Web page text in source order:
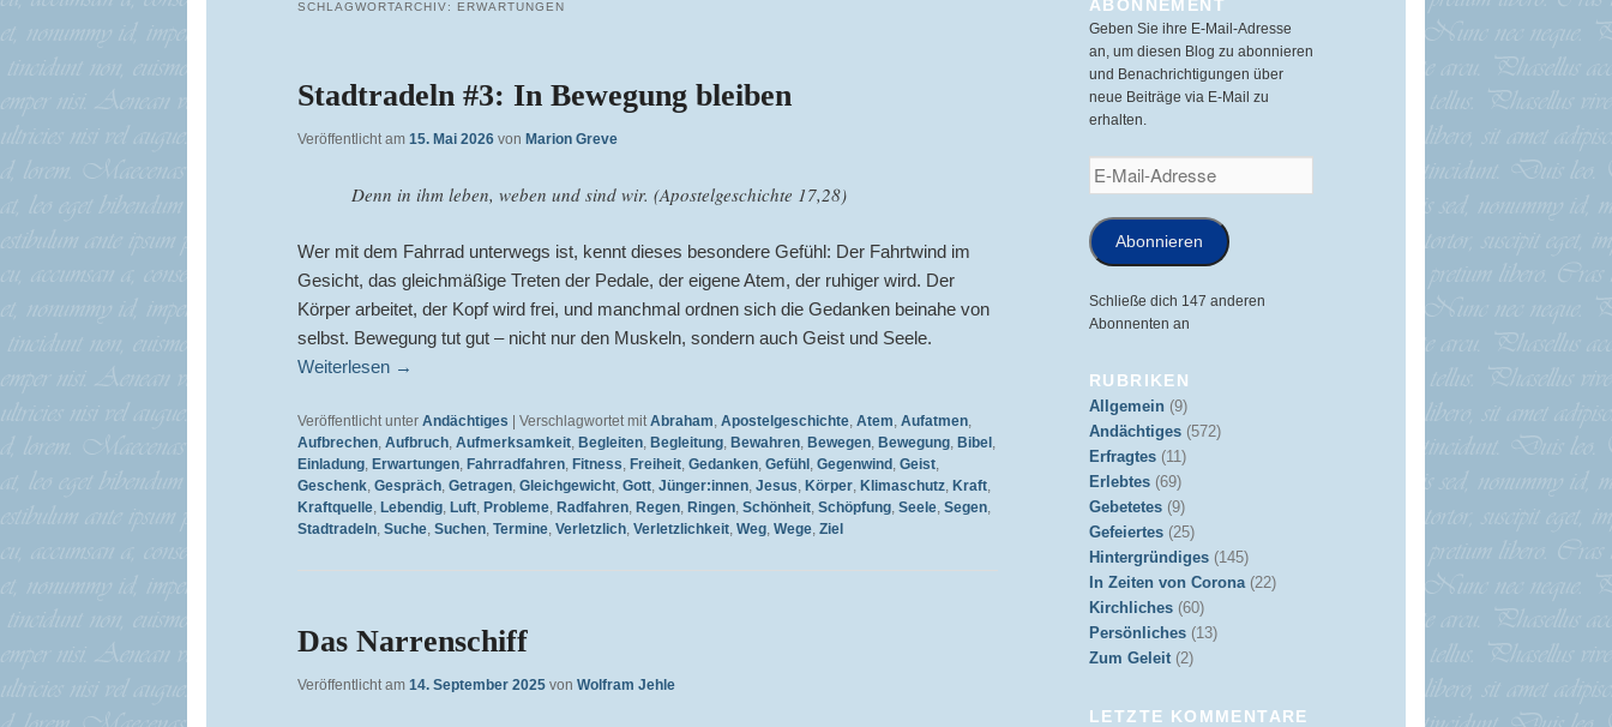
SCHLAGWORTARCHIV: ERWARTUNGEN
Stadtradeln #3: In Bewegung bleiben
Veröffentlicht am 15. Mai 2026 von Marion Greve
Denn in ihm leben, weben und sind wir. (Apostelgeschichte 17,28)
Wer mit dem Fahrrad unterwegs ist, kennt dieses besondere Gefühl: Der Fahrtwind im
Gesicht, das gleichmäßige Treten der Pedale, der eigene Atem, der ruhiger wird. Der
Körper arbeitet, der Kopf wird frei, und manchmal ordnen sich die Gedanken beinahe von
selbst. Bewegung tut gut – nicht nur den Muskeln, sondern auch Geist und Seele.
Weiterlesen →
Veröffentlicht unter Andächtiges Verschlagwortet mit Abraham, Apostelgeschichte, Atem, Aufatmen,
Aufbrechen, Aufbruch, Aufmerksamkeit, Begleiten, Begleitung, Bewahren, Bewegen, Bewegung, Bibel ,
Einladung, Erwartungen, Fahrradfahren, Fitness, Freiheit, Gedanken, Gefühl , Gegenwind , Geist,
Geschenk, Gespräch, Getragen, Gleichgewicht, Gott, Jünger:innen, Jesus, Körper, Klimaschutz, Kraft,
Kraftquelle, Lebendig, Luft, Probleme, Radfahren, Regen, Ringen, Schönheit, Schöpfung, Seele, Segen,
Stadtradeln, Suche, Suchen, Termine, Verletzlich, Verletzlichkeit, Weg, Wege, Ziel
Das Narrenschiff
Veröffentlicht am 14. September 2025 von Wolfram Jehle
ABONNEMENT
Geben Sie ihre E-Mail-Adresse
an, um diesen Blog zu abonnieren
und Benachrichtigungen über
neue Beiträge via E-Mail zu
erhalten.
E-
Mail-
Abonnieren
Schließe dich 147 anderen
Abonnenten an
RUBRIKEN
Allgemein (9)
Andächtiges (572)
Erfragtes (11)
Erlebtes (69)
Gebetetes (9)
Gefeiertes (25)
Hintergründiges (145)
In Zeiten von Corona(22)
Kirchliches (60)
Persönliches (13)
Zum Geleit (2)
LETZTE KOMMENTARE